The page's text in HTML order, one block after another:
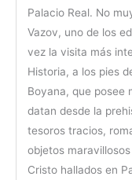
Palacio Real. No
Vazov, uno de los
vez la visita más
Historia, a los pies
Boyana, que posee
datan desde la
tesoros tracios,
objetos
Cristo hallados en